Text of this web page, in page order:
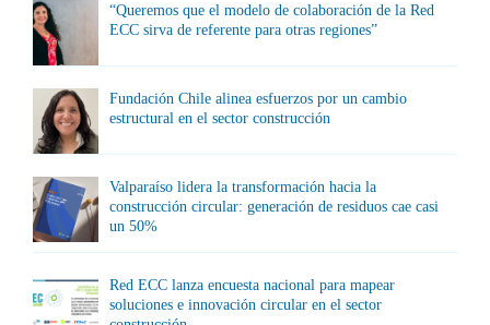
“Queremos que el modelo de colaboración de la Red
ECC sirva de referente para otras regiones”
Fundación Chile alinea esfuerzos por un cambio
estructural en el sector construcción
Valparaíso lidera la transformación hacia la
construcción circular: generación de residuos cae casi
un 50%
Red ECC lanza encuesta nacional para mapear
soluciones e innovación circular en el sector